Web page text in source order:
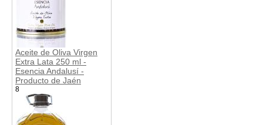
Aceite de Oliva Virgen
Extra Lata 250 ml -
Esencia Andalusí -
Producto de Jaén
8